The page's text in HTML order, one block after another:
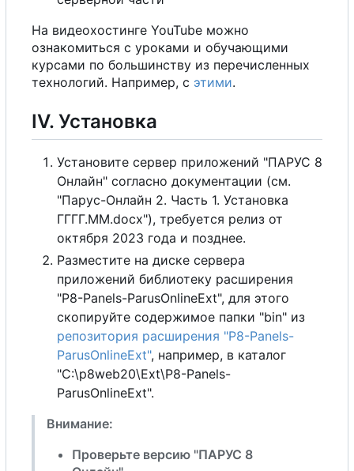
На видеохостинге YouTube можно
ознакомиться с уроками и обучающими
курсами по большинству из перечисленных
технологий. Например, с этими.
IV. Установка
Установите сервер приложений "ПАРУС 8
Онлайн" согласно документации (см.
"Парус-Онлайн 2. Часть 1. Установка
ГГГГ.ММ.docx"), требуется релиз от
октября 2023 года и позднее.
Разместите на диске сервера
приложений библиотеку расширения
"P8-Panels-ParusOnlineExt", для этого
скопируйте содержимое папки "bin" из
репозитория расширения "P8-Panels-
ParusOnlineExt", например, в каталог
"C:\p8web20\Ext\P8-Panels-
ParusOnlineExt".
Внимание:
Проверьте версию "ПАРУС 8